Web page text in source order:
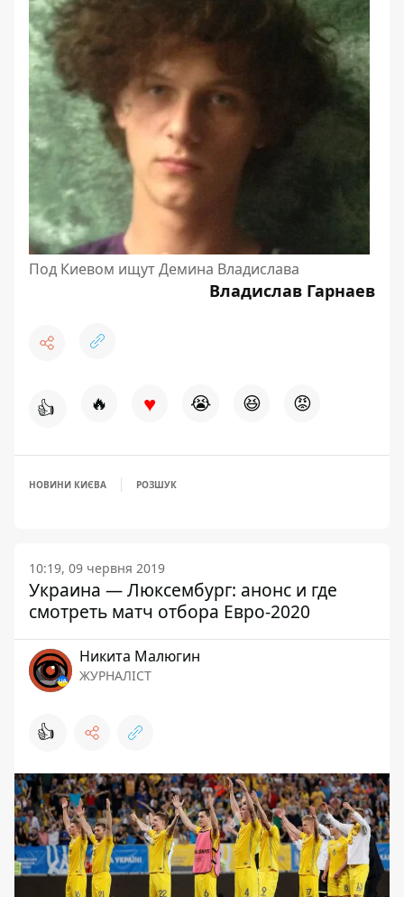
Под Киевом ищут Демина Владислава
Владислав Гарнаев
👍 🔥 ♥ 😭 😆 😡
НОВИНИ КИЄВА РОЗШУК
10:19, 09 червня 2019
Украина — Люксембург: анонс и где
смотреть матч отбора Евро-2020
Никита Малюгин
ЖУРНАЛІСТ
👍